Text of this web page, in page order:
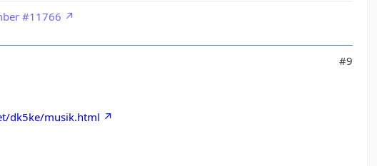
#11766
#9
dk5ke/musik.html